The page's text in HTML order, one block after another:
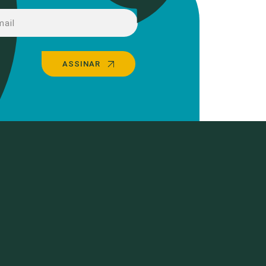
ASSINAR